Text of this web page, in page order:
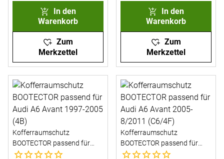
In den
Warenkorb
Zum
Merkzettel
In den
Warenkorb
Zum
Merkzettel
Kofferraumschutz
BOOTECTOR passend für
Audi A6 Avant 1997-2005
Noch keine Bewertungen abgegeben
Kofferraumschutz
BOOTECTOR passend für
Audi A6 Avant 2005-8/2011
Noch keine Bewertungen